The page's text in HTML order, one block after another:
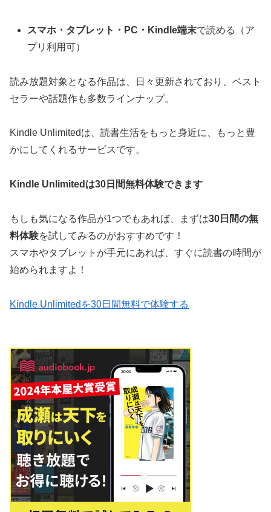
スマホ・タブレット・PC・Kindle端末で読める（ア
プリ利用可）
読み放題対象となる作品は、日々更新されており、ベスト
セラーや話題作も多数ラインナップ。
Kindle Unlimitedは、読書生活をもっと身近に、もっと豊
かにしてくれるサービスです。
Kindle Unlimitedは30日間無料体験できます
もしも気になる作品が1つでもあれば、まずは30日間の無
料体験を試してみるのがおすすめです！
スマホやタブレットが手元にあれば、すぐに読書の時間が
始められますよ！
Kindle Unlimitedを30日間無料で体験する